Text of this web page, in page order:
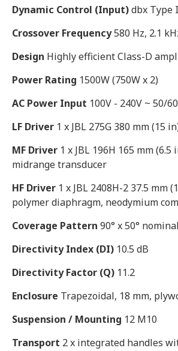
Dynamic Control (Input)dbx Type
Crossover Frequency580 Hz, 2.1
Design Highly efficient Class-D
Power Rating 1500W (750W x 2)
AC Power Input 100V - 240V ~ 50/
LF Driver 1 x JBL 275G 380 mm (15
MF Driver 1 x JBL 196H 165 mm
midrange transducer
HF Driver 1 x JBL 2408H-2 37.5 mm
polymer diaphragm, neodymium
Coverage Pattern 90° x 50° nominal
Directivity Index (DI) 10.5 dB
Directivity Factor (Q) 11.2
Enclosure Trapezoidal, 18 mm,
Suspension / Mounting 12 M10
Transport 2 x integrated handles